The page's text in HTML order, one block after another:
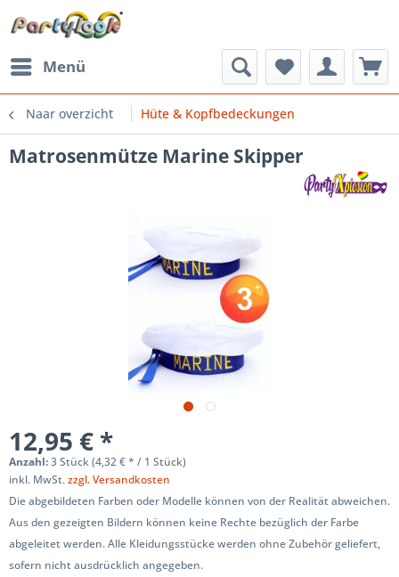
Menü
Naar overzicht Hüte & Kopfbedeckungen
Matrosenmütze Marine Skipper
12,95 € *
Anzahl:3 Stück (4,32 € * / 1 Stück)
inkl. MwSt.zzgl. Versandkosten
Die abgebildeten Farben oder Modelle können von der Realität abweichen.
Aus den gezeigten Bildern können keine Rechte bezüglich der Farbe
abgeleitet werden. Alle Kleidungsstücke werden ohne Zubehör geliefert,
sofern nicht ausdrücklich angegeben.